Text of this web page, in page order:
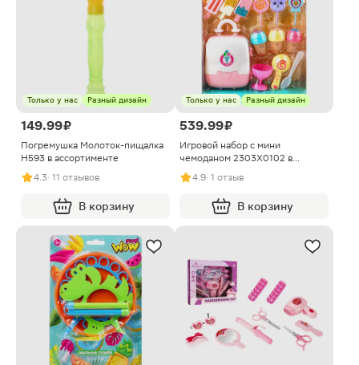
Только у нас Разный дизайн
149.99 ₽
Погремушка Молоток-пищалка
H593 в ассортименте
4.3· 11 отзывов
В корзину
Только у нас Разный дизайн
539.99 ₽
Игровой набор с мини
чемоданом 2303X0102 в
ассортименте
4.9· 1 отзыв
В корзину